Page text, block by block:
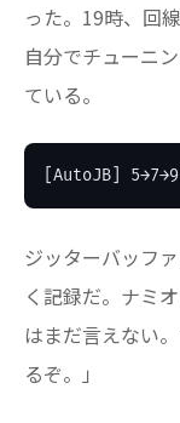
った。19時、回
自分でチューニ
ている。
[AutoJB] 5→7→9
ジッターバッフ
く記録だ。ナミ
はまだ言えない
るぞ。」